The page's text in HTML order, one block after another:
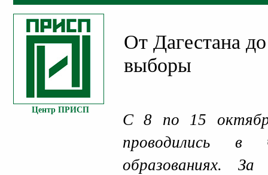
Центр ПРИСП
От Дагестана
выборы
С 8 по 15
проводились в
образованиях.